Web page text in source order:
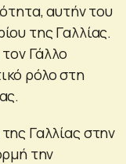
αυτήν του
της Γαλλίας.
τον Γάλλο
ρόλο στη
Γαλλίας στην
την